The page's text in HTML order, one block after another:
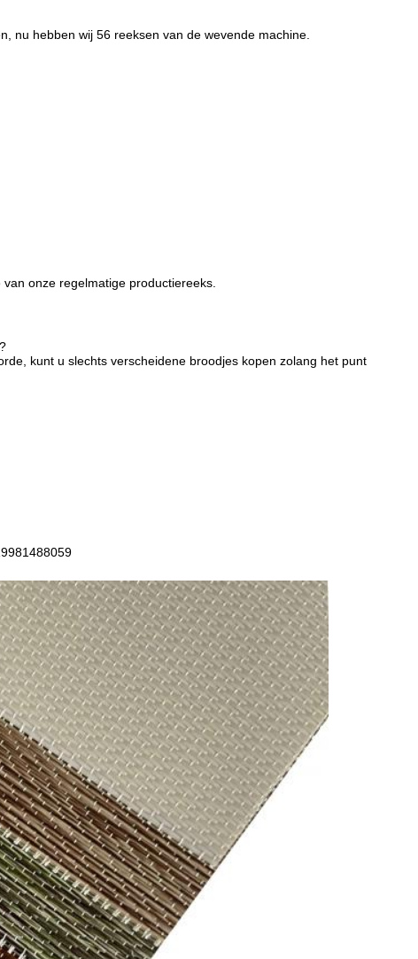
nu hebben wij 56 reeksen van de wevende machine.
onze regelmatige productiereeks.
kunt u slechts verscheidene broodjes kopen zolang het punt